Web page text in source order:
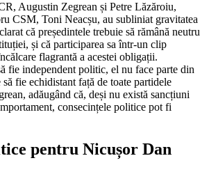
Augustin Zegrean și Petre Lăzăroiu,
CSM, Toni Neacșu, au subliniat gravitatea
că președintele trebuie să rămână neutru
și că participarea sa într-un clip
flagrantă a acestei obligații.
fie independent politic, el nu face parte din
fie echidistant față de toate partidele
adăugând că, deși nu există sancțiuni
consecințele politice pot fi
pentru Nicușor Dan